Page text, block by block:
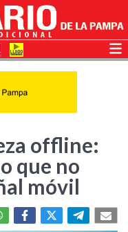
offline:
que no
móvil